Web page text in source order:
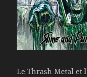
Le Thrash Metal et